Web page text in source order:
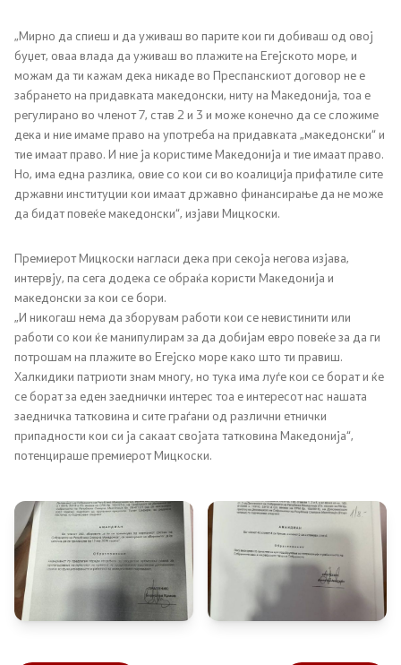
Сервисни информации
Антикорупција
Организација и систематизација
Отворени податоци
Контакт
Контакт
Изјава за пристапност
Со еден клик до сите услуги
„Мирно да спиеш и да уживаш во парите кои ги добиваш од овој
буџет, оваа влада да уживаш во плажите на Егејското море, и
можам да ти кажам дека никаде во Преспанскиот договор не е
забрането на придавката македонски, ниту на Македонија, тоа е
регулирано во членот 7, став 2 и 3 и може конечно да се сложиме
дека и ние имаме право на употреба на придавката „македонски“ и
тие имаат право. И ние ја користиме Македонија и тие имаат право.
Но, има една разлика, овие со кои си во коалиција прифатиле сите
државни институции кои имаат државно финансирање да не може
да бидат повеќе македонски“, изјави Мицкоски.
Премиерот Мицкоски нагласи дека при секоја негова изјава,
интервју, па сега додека се обраќа користи Македонија и
македонски за кои се бори.
„И никогаш нема да зборувам работи кои се невистинити или
работи со кои ќе манипулирам за да добијам евро повеќе за да ги
потрошам на плажите во Егејско море како што ти правиш.
Халкидики патриоти знам многу, но тука има луѓе кои се борат и ќе
се борат за еден заеднички интерес тоа е интересот нас нашата
заедничка татковина и сите граѓани од различни етнички
припадности кои си ја сакаат својата татковина Македонија“,
потенцираше премиерот Мицкоски.